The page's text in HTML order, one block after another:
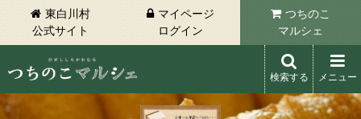
東白川村
公式サイト
マイページ
ログイン
つちのこ
マルシェ
検索する メニュー